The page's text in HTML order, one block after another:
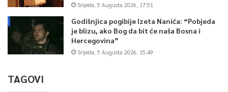
Srijeda, 5 Augusta 2026, 17:51
Godišnjica pogibije Izeta Nanića: “Pobjeda
je blizu, ako Bog da bit će naša Bosna i
Hercegovina”
Srijeda, 5 Augusta 2026, 15:49
TAGOVI